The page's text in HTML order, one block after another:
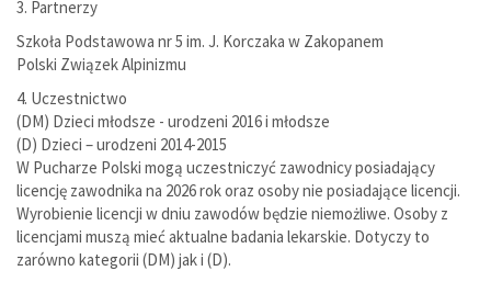
3. Partnerzy
Szkoła Podstawowa nr 5 im. J. Korczaka w Zakopanem
Polski Związek Alpinizmu
4. Uczestnictwo
(DM) Dzieci młodsze - urodzeni 2016 i młodsze
(D) Dzieci – urodzeni 2014-2015
W Pucharze Polski mogą uczestniczyć zawodnicy posiadający
licencję zawodnika na 2026 rok oraz osoby nie posiadające licencji.
Wyrobienie licencji w dniu zawodów będzie niemożliwe. Osoby z
licencjami muszą mieć aktualne badania lekarskie. Dotyczy to
zarówno kategorii (DM) jak i (D).